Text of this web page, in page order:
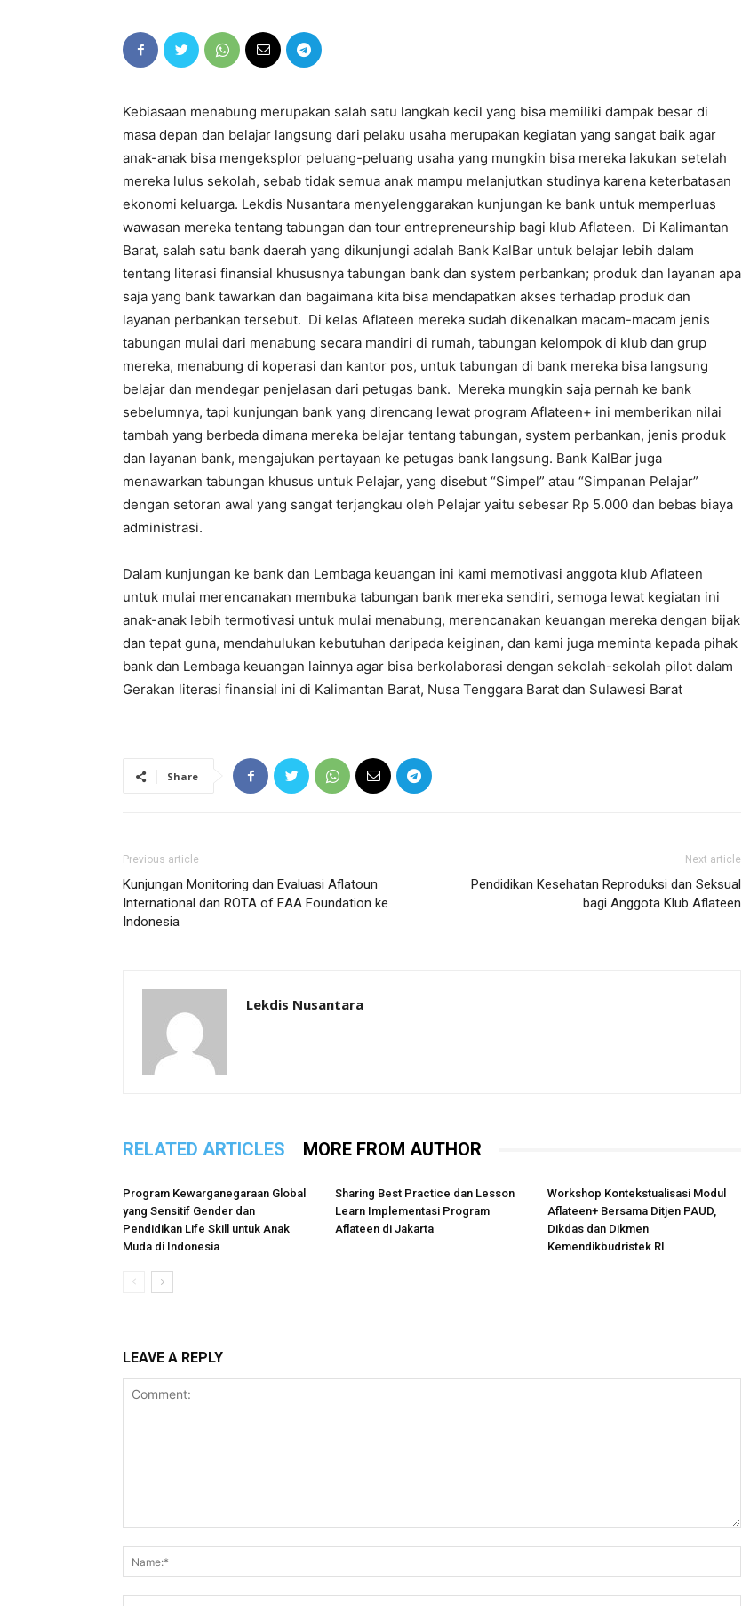
Kebiasaan menabung merupakan salah satu langkah kecil yang bisa memiliki dampak besar di
masa depan dan belajar langsung dari pelaku usaha merupakan kegiatan yang sangat baik agar
anak-anak bisa mengeksplor peluang-peluang usaha yang mungkin bisa mereka lakukan setelah
mereka lulus sekolah, sebab tidak semua anak mampu melanjutkan studinya karena keterbatasan
ekonomi keluarga. Lekdis Nusantara menyelenggarakan kunjungan ke bank untuk memperluas
wawasan mereka tentang tabungan dan tour entrepreneurship bagi klub Aflateen. Di Kalimantan
Barat, salah satu bank daerah yang dikunjungi adalah Bank KalBar untuk belajar lebih dalam
tentang literasi finansial khususnya tabungan bank dan system perbankan; produk dan layanan apa
saja yang bank tawarkan dan bagaimana kita bisa mendapatkan akses terhadap produk dan
layanan perbankan tersebut. Di kelas Aflateen mereka sudah dikenalkan macam-macam jenis
tabungan mulai dari menabung secara mandiri di rumah, tabungan kelompok di klub dan grup
mereka, menabung di koperasi dan kantor pos, untuk tabungan di bank mereka bisa langsung
belajar dan mendegar penjelasan dari petugas bank. Mereka mungkin saja pernah ke bank
sebelumnya, tapi kunjungan bank yang direncang lewat program Aflateen+ ini memberikan nilai
tambah yang berbeda dimana mereka belajar tentang tabungan, system perbankan, jenis produk
dan layanan bank, mengajukan pertayaan ke petugas bank langsung. Bank KalBar juga
menawarkan tabungan khusus untuk Pelajar, yang disebut “Simpel” atau “Simpanan Pelajar”
dengan setoran awal yang sangat terjangkau oleh Pelajar yaitu sebesar Rp 5.000 dan bebas biaya
administrasi.
Dalam kunjungan ke bank dan Lembaga keuangan ini kami memotivasi anggota klub Aflateen
untuk mulai merencanakan membuka tabungan bank mereka sendiri, semoga lewat kegiatan ini
anak-anak lebih termotivasi untuk mulai menabung, merencanakan keuangan mereka dengan bijak
dan tepat guna, mendahulukan kebutuhan daripada keiginan, dan kami juga meminta kepada pihak
bank dan Lembaga keuangan lainnya agar bisa berkolaborasi dengan sekolah-sekolah pilot dalam
Gerakan literasi finansial ini di Kalimantan Barat, Nusa Tenggara Barat dan Sulawesi Barat
Share
Previous article
Kunjungan Monitoring dan Evaluasi Aflatoun
International dan ROTA of EAA Foundation ke
Indonesia
Next article
Pendidikan Kesehatan Reproduksi dan Seksual
bagi Anggota Klub Aflateen
Lekdis Nusantara
RELATED ARTICLES MORE FROM AUTHOR
Program Kewarganegaraan Global
yang Sensitif Gender dan
Pendidikan Life Skill untuk Anak
Muda di Indonesia
Sharing Best Practice dan Lesson
Learn Implementasi Program
Aflateen di Jakarta
Workshop Kontekstualisasi Modul
Aflateen+ Bersama Ditjen PAUD,
Dikdas dan Dikmen
Kemendikbudristek RI
LEAVE A REPLY